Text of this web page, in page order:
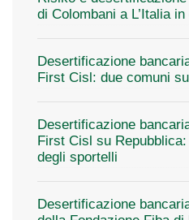
di Colombani a L’Italia
Desertificazione
First Cisl: due comuni
Desertificazione
First Cisl su
degli sportelli
Desertificazione